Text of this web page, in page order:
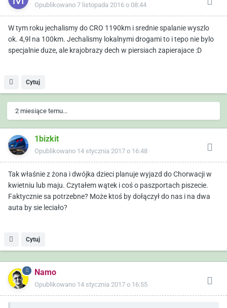
Opublikowano 7 listopada 2016 o 08:44
W tym roku jechalismy do CRO 1190km i srednie spalanie wyszlo
ok. 4,9l na 100km. Jechalismy lokalnymi drogami to i tepo nie bylo
specjalnie duze, ale krajobrazy dech w piersiach zapierajace :D
Cytuj
2 miesiące temu...
1bizkit
Opublikowano 14 stycznia 2017 o 16:48
Tak właśnie z żona i dwójka dzieci planuje wyjazd do Chorwacji w
kwietniu lub maju. Czytałem wątek i coś o paszportach piszecie.
Faktycznie sa potrzebne? Może ktoś by dołączył do nas i na dwa
auta by sie leciało?
Cytuj
Namo
Opublikowano 14 stycznia 2017 o 16:55